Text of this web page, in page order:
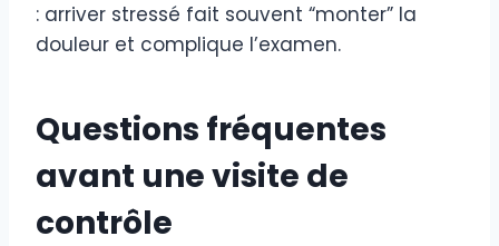
: arriver stressé fait souvent “monter” la
douleur et complique l’examen.
Questions fréquentes
avant une visite de
contrôle